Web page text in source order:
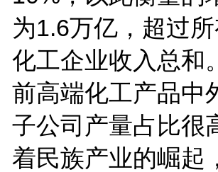
为1.6万亿，超过
化工企业收入总和
前高端化工产品中
子公司产量占比很
着民族产业的崛起